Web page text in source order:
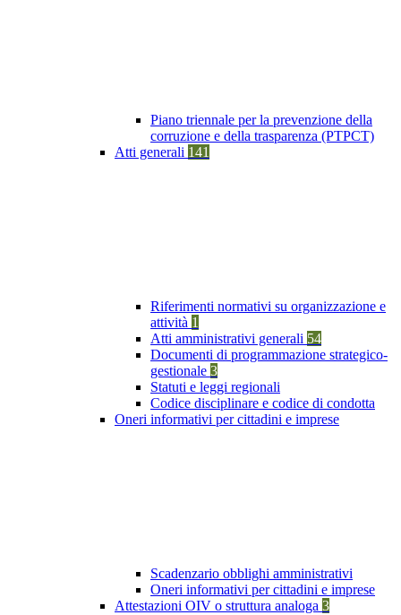
Piano triennale per la prevenzione della
corruzione e della trasparenza (PTPCT)
Atti generali 141
Riferimenti normativi su organizzazione e
attività 1
Atti amministrativi generali 54
Documenti di programmazione strategico-
gestionale 3
Statuti e leggi regionali
Codice disciplinare e codice di condotta
Oneri informativi per cittadini e imprese
Scadenzario obblighi amministrativi
Oneri informativi per cittadini e imprese
Attestazioni OIV o struttura analoga 3